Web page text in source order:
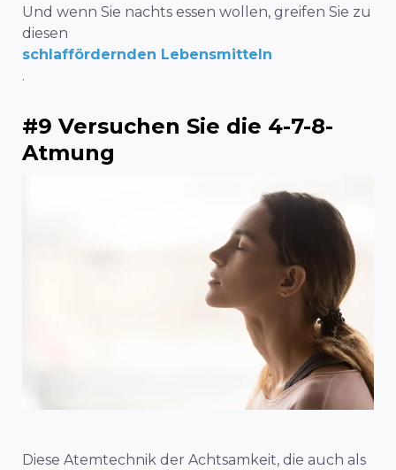
Und wenn Sie nachts essen wollen, greifen Sie zu
diesen
schlaffördernden Lebensmitteln
.
#9 Versuchen Sie die 4-7-8-
Atmung
Diese Atemtechnik der Achtsamkeit, die auch als